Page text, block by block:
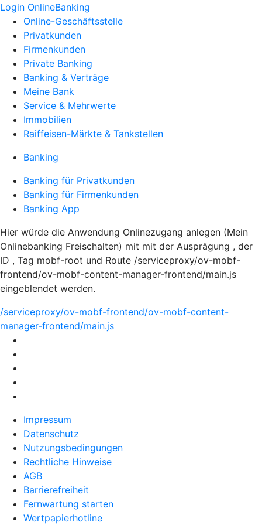
Login OnlineBanking
Online-Geschäftsstelle
Privatkunden
Firmenkunden
Private Banking
Banking & Verträge
Meine Bank
Service & Mehrwerte
Immobilien
Raiffeisen-Märkte & Tankstellen
Banking
Banking für Privatkunden
Banking für Firmenkunden
Banking App
Hier würde die Anwendung Onlinezugang anlegen (Mein
Onlinebanking Freischalten) mit mit der Ausprägung , der
ID , Tag mobf-root und Route /serviceproxy/ov-mobf-
frontend/ov-mobf-content-manager-frontend/main.js
eingeblendet werden.
/serviceproxy/ov-mobf-frontend/ov-mobf-content-
manager-frontend/main.js
Impressum
Datenschutz
Nutzungsbedingungen
Rechtliche Hinweise
AGB
Barrierefreiheit
Fernwartung starten
Wertpapierhotline